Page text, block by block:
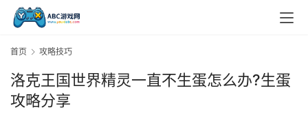
首页 攻略技巧
洛克王国世界精灵一直不生蛋怎么办?生蛋
攻略分享